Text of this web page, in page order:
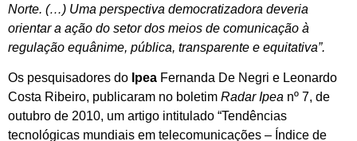
Norte. (…) Uma perspectiva democratizadora deveria
orientar a ação do setor dos meios de comunicação à
regulação equânime, pública, transparente e equitativa”.
Os pesquisadores do Ipea Fernanda De Negri e Leonardo
Costa Ribeiro, publicaram no boletim Radar Ipea nº 7, de
outubro de 2010, um artigo intitulado “Tendências
tecnológicas mundiais em telecomunicações – Índice de